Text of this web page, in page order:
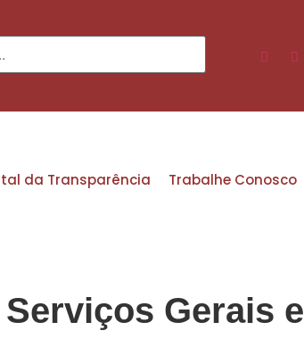
da Transparência Trabalhe Conosco
Gerais e